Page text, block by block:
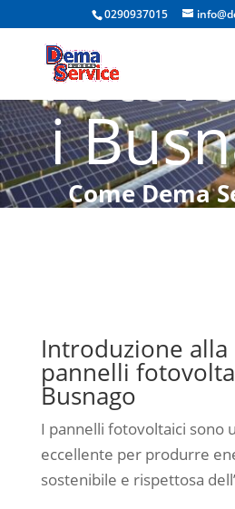
0290937015
i
Come Dema
Garantisce
Introduzione
pannelli
Busnago
I pannelli fotovoltaici sono
eccellente per produrre
sostenibile e rispettosa